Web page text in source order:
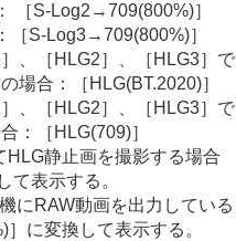
る
［S-Log2→709(800%)］
［S-Log3→709(800%)］
［HLG2］ ［HLG3］ で
の場合：
［HLG(BT.2020)］
［HLG2］ ［HLG3］ で
：
［HLG(709)］
HLG静止画を撮影する場合
て表示する。
にRAW動画を出力している
に変換して表示する。